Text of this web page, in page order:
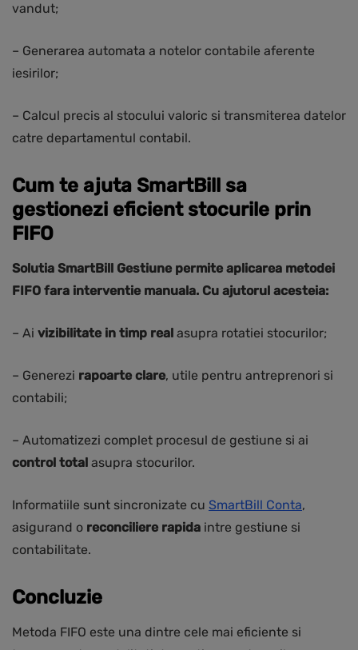
vandut;
– Generarea automata a notelor contabile aferente
iesirilor;
– Calcul precis al stocului valoric si transmiterea datelor
catre departamentul contabil.
Cum te ajuta SmartBill sa
gestionezi eficient stocurile prin
FIFO
Solutia SmartBill Gestiune permite aplicarea metodei
FIFO fara interventie manuala. Cu ajutorul acesteia:
– Ai vizibilitate in timp real asupra rotatiei stocurilor;
– Generezi rapoarte clare, utile pentru antreprenori si
contabili;
– Automatizezi complet procesul de gestiune si ai
control total asupra stocurilor.
Informatiile sunt sincronizate cu SmartBill Conta,
asigurand o reconciliere rapida intre gestiune si
contabilitate.
Concluzie
Metoda FIFO este una dintre cele mai eficiente si